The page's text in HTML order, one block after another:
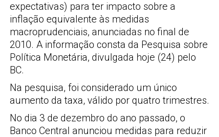
expectativas) para ter impacto sobre a
inflação equivalente às medidas
macroprudenciais, anunciadas no final de
2010. A informação consta da Pesquisa sobre
Política Monetária, divulgada hoje (24) pelo
BC.
Na pesquisa, foi considerado um único
aumento da taxa, válido por quatro trimestres.
No dia 3 de dezembro do ano passado, o
Banco Central anunciou medidas para reduzir